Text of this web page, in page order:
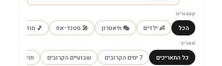
קטגוריה
הכל 👶 ילדים 🎭 תיאטרון 🎤 סטנד-אפ 🎵 מוזיקה
תאריך
כל התאריכים 7 ימים הקרובים שבועיים הקרובים חודש הקרוב